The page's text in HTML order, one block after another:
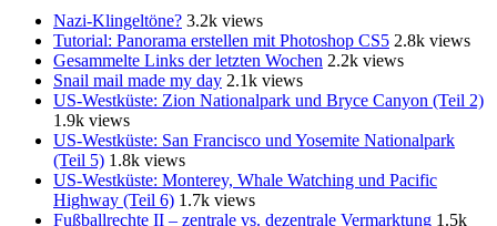
Nazi-Klingeltöne? 3.2k views
Tutorial: Panorama erstellen mit Photoshop CS5 2.8k views
Gesammelte Links der letzten Wochen 2.2k views
Snail mail made my day 2.1k views
US-Westküste: Zion Nationalpark und Bryce Canyon (Teil 2)
1.9k views
US-Westküste: San Francisco und Yosemite Nationalpark
(Teil 5) 1.8k views
US-Westküste: Monterey, Whale Watching und Pacific
Highway (Teil 6) 1.7k views
Fußballrechte II – zentrale vs. dezentrale Vermarktung 1.5k